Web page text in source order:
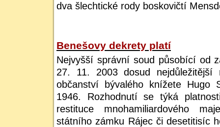
dva šlechtické rody boskovičtí
Benešovy dekrety platí
Nejvyšší správní soud působící od
27. 11. 2003 dosud
občanství bývalého knížete Hugo
1946. Rozhodnutí se týká
restituce mnohamiliardového
státního zámku Rájec či desetitisíc